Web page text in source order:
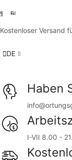
Kostenloser Versand
DE
Haben
I-VII 8.00 -